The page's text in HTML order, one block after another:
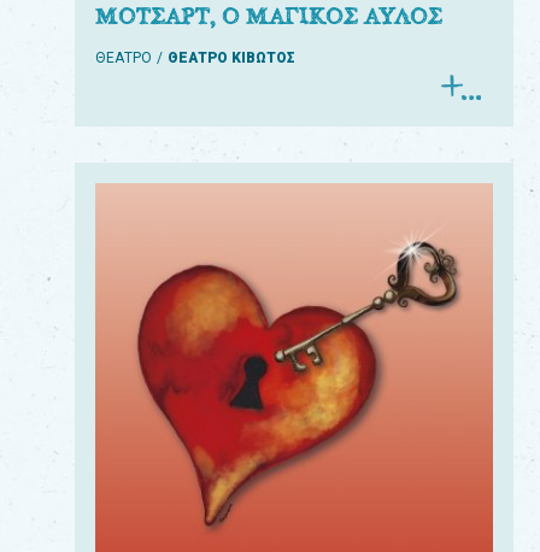
ΜΟΤΣΑΡΤ, Ο ΜΑΓΙΚΟΣ ΑΥΛΟΣ
ΘΕΑΤΡΟ ΘΕΑΤΡΟ ΚΙΒΩΤΟΣ